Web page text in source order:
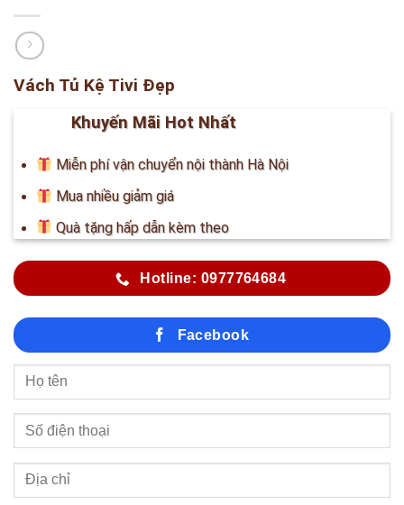
Vách Tủ Kệ Tivi Đẹp
Khuyến Mãi Hot Nhất
Miễn phí vận chuyển nội thành Hà Nội
Mua nhiều giảm giá
Quà tặng hấp dẫn kèm theo
Hotline: 0977764684
Facebook